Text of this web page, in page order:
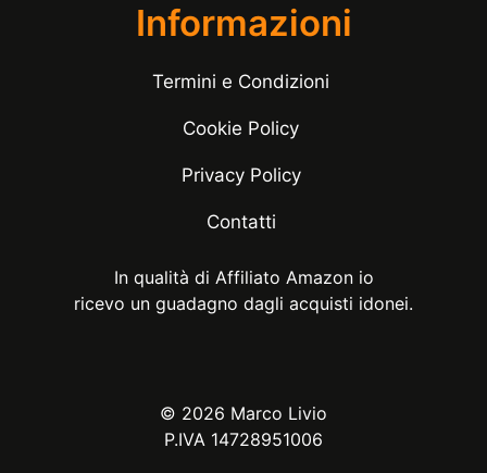
Informazioni
Termini e Condizioni
Cookie Policy
Privacy Policy
Contatti
In qualità di Affiliato Amazon io
ricevo un guadagno dagli acquisti idonei.
© 2026 Marco Livio
P.IVA 14728951006